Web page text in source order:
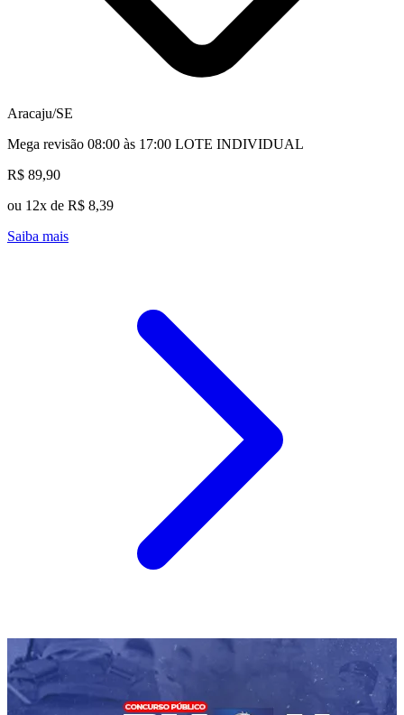
Aracaju/SE
Mega revisão 08:00 às 17:00 LOTE INDIVIDUAL
R$ 89,90
ou 12x de R$ 8,39
Saiba mais